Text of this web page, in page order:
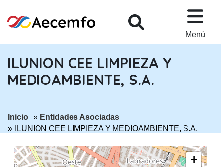
Menú
ILUNION CEE LIMPIEZA Y
MEDIOAMBIENTE, S.A.
ir a página:
Inicio ir a página:
Entidades Asociadas
ILUNION CEE LIMPIEZA Y MEDIOAMBIENTE, S.A.
+